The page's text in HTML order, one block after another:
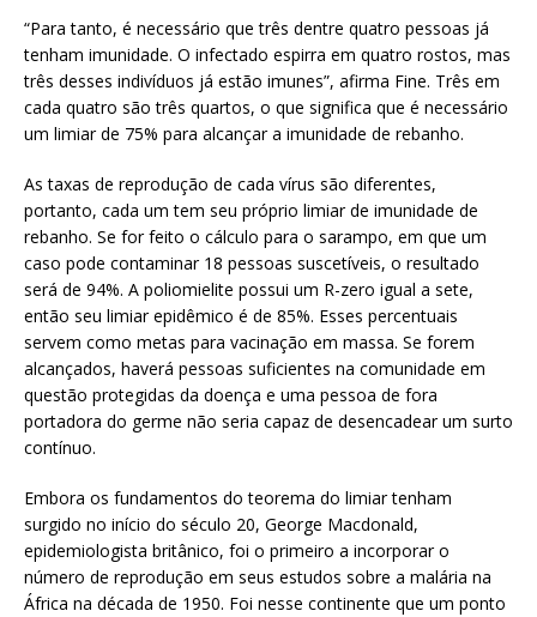
“Para tanto, é necessário que três dentre quatro pessoas já
tenham imunidade. O infectado espirra em quatro rostos, mas
três desses indivíduos já estão imunes”, afirma Fine. Três em
cada quatro são três quartos, o que significa que é necessário
um limiar de 75% para alcançar a imunidade de rebanho.
As taxas de reprodução de cada vírus são diferentes,
portanto, cada um tem seu próprio limiar de imunidade de
rebanho. Se for feito o cálculo para o sarampo, em que um
caso pode contaminar 18 pessoas suscetíveis, o resultado
será de 94%. A poliomielite possui um R-zero igual a sete,
então seu limiar epidêmico é de 85%. Esses percentuais
servem como metas para vacinação em massa. Se forem
alcançados, haverá pessoas suficientes na comunidade em
questão protegidas da doença e uma pessoa de fora
portadora do germe não seria capaz de desencadear um surto
contínuo.
Embora os fundamentos do teorema do limiar tenham
surgido no início do século 20, George Macdonald,
epidemiologista britânico, foi o primeiro a incorporar o
número de reprodução em seus estudos sobre a malária na
África na década de 1950. Foi nesse continente que um ponto